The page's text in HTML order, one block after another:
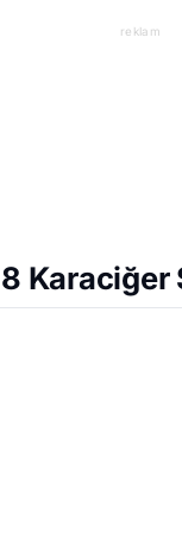
reklam
Karaciğer